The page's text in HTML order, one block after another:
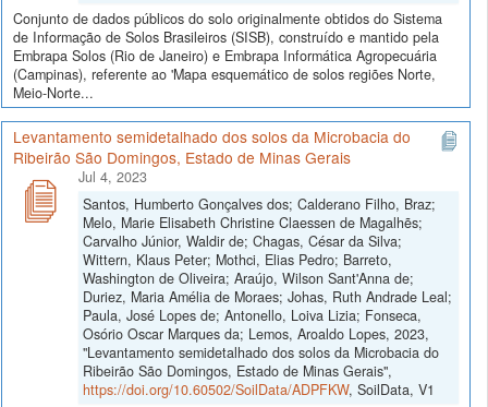
Conjunto de dados públicos do solo originalmente obtidos do Sistema
de Informação de Solos Brasileiros (SISB), construído e mantido pela
Embrapa Solos (Rio de Janeiro) e Embrapa Informática Agropecuária
(Campinas), referente ao 'Mapa esquemático de solos regiões Norte,
Meio-Norte...
Levantamento semidetalhado dos solos da Microbacia do
Ribeirão São Domingos, Estado de Minas Gerais
Jul 4, 2023
Santos, Humberto Gonçalves dos; Calderano Filho, Braz;
Melo, Marie Elisabeth Christine Claessen de Magalhẽs;
Carvalho Júnior, Waldir de; Chagas, César da Silva;
Wittern, Klaus Peter; Mothci, Elias Pedro; Barreto,
Washington de Oliveira; Araújo, Wilson Sant'Anna de;
Duriez, Maria Amélia de Moraes; Johas, Ruth Andrade Leal;
Paula, José Lopes de; Antonello, Loiva Lizia; Fonseca,
Osório Oscar Marques da; Lemos, Aroaldo Lopes, 2023,
"Levantamento semidetalhado dos solos da Microbacia do
Ribeirão São Domingos, Estado de Minas Gerais",
https://doi.org/10.60502/SoilData/ADPFKW, SoilData, V1